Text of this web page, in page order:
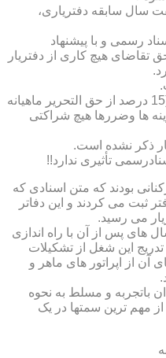
سال سابقه دفتریاری،
رسمی و با پیشنهاد
هیچ کاری از دفتریار
دفتریار فقط در درآمد شریک است (15 درصد از حق التحریر ماهیانه
ها وضررها هیچ شراکتی
ذکر نشده است.
تأثیری ندارد!!
بودند که متن اسنادی که
ثبت می کردند و این دفاتر
می رسید.
های ۱۳۹۲ تا سال ۱۳۹۵ و سال های پس از آن با راه اندازی
تدریج این شغل از تشکیلات
آن از اپراتور های ماهر و
باتجربه و مسلط به نحوه
مهم ترین سمتها در یک